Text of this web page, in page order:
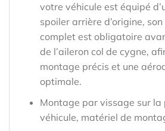
votre véhicule est équipé
spoiler arrière d’origine,
complet est obligatoire
de l’aileron col de cygne,
montage précis et une
optimale.
Montage par vissage sur
véhicule, matériel de